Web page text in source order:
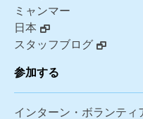
ミャンマー
日本
スタッフブログ
参加する
インターン・ボランティ